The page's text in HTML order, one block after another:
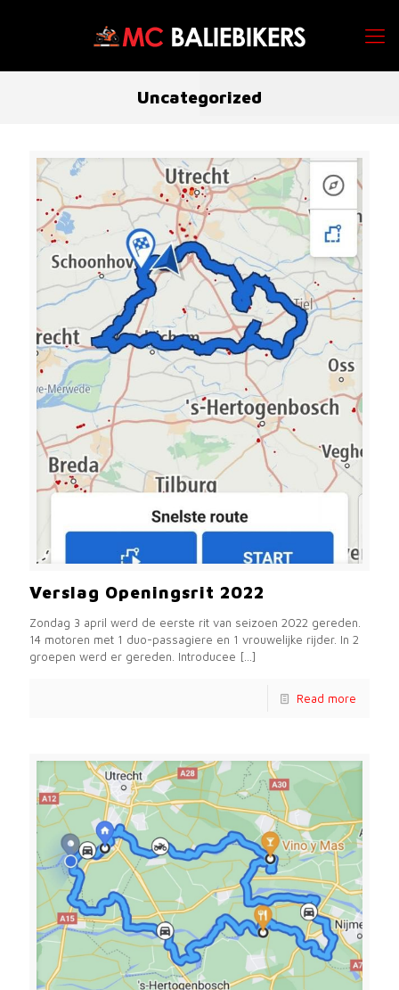
Uncategorized
Verslag Openingsrit 2022
Zondag 3 april werd de eerste rit van seizoen 2022 gereden.
14 motoren met 1 duo-passagiere en 1 vrouwelijke rijder. In 2
groepen werd er gereden. Introducee […]
Read more